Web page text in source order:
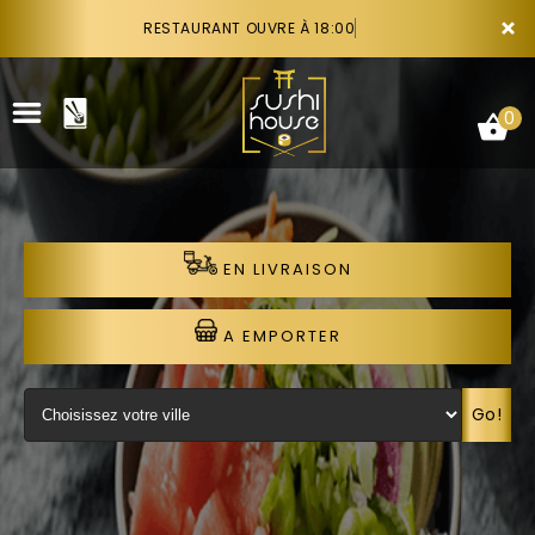
×
RESTAURANT OUVRE À 18:00
VOTRE COMPTE
NOTRE RESTAURANT
VOS AVIS
0
EN LIVRAISON
A EMPORTER
Go!